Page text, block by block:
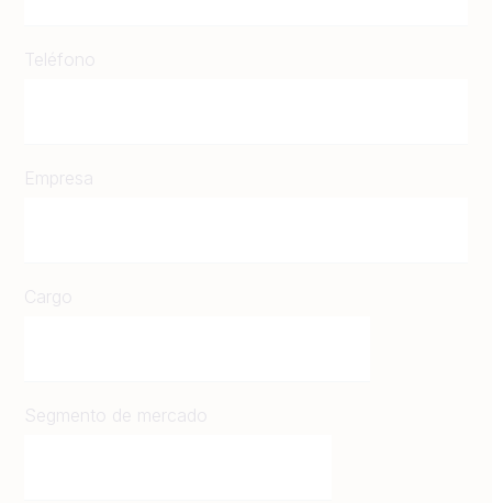
Teléfono
Empresa
Cargo
Segmento de mercado